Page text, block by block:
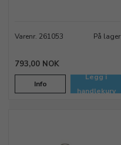
Varenr. 261053 På lager
793,00 NOK
Info
Legg i
handlekurv